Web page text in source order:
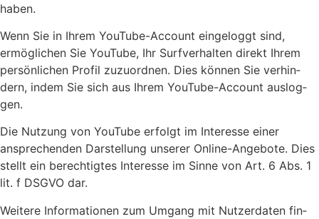
haben.
Wenn Sie in Ihrem You­Tube-Account ein­ge­loggt sind,
ermög­li­chen Sie You­Tube, Ihr Surf­ver­hal­ten direkt Ihrem
per­sön­li­chen Pro­fil zuzu­ord­nen. Dies kön­nen Sie ver­hin­
dern, indem Sie sich aus Ihrem You­Tube-Account aus­log­
gen.
Die Nut­zung von You­Tube erfolgt im Inter­es­se einer
anspre­chen­den Dar­stel­lung unse­rer Online-Ange­bo­te. Dies
stellt ein berech­tig­tes Inter­es­se im Sin­ne von Art. 6 Abs. 1
lit. f DSGVO dar.
Wei­te­re Infor­ma­tio­nen zum Umgang mit Nut­zer­da­ten fin­